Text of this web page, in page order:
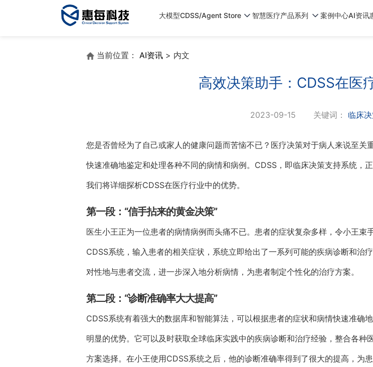
大模型CDSS/Agent Store 智慧医疗产品系列 案例中心AI资讯
当前位置： AI资讯 > 内文
高效决策助手：CDSS在医
2023-09-15 关键词： 临床
您是否曾经为了自己或家人的健康问题而苦恼不已？医疗决策对于病人来说至
快速准确地鉴定和处理各种不同的病情和病例。CDSS，即临床决策支持系统，
我们将详细探析CDSS在医疗行业中的优势。
第一段：“信手拈来的黄金决策”
医生小王正为一位患者的病情病例而头痛不已。患者的症状复杂多样，令小王
CDSS系统，输入患者的相关症状，系统立即给出了一系列可能的疾病诊断和治
对性地与患者交流，进一步深入地分析病情，为患者制定个性化的治疗方案。
第二段：“诊断准确率大大提高”
CDSS系统有着强大的数据库和智能算法，可以根据患者的症状和病情快速准确
明显的优势。它可以及时获取全球临床实践中的疾病诊断和治疗经验，整合各
方案选择。在小王使用CDSS系统之后，他的诊断准确率得到了很大的提高，为患